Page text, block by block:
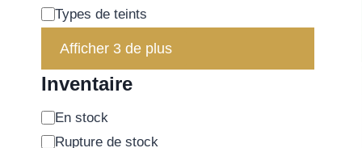
Types de teints
Afficher 3 de plus
Inventaire
En stock
Rupture de stock